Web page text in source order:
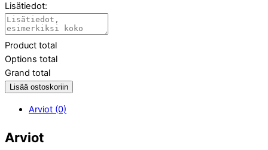
Lisätiedot:
Product total
Options total
Grand total
Lisää ostoskoriin
Arviot (0)
Arviot